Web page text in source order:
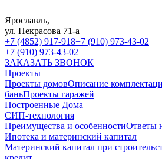
Ярославль,
ул. Некрасова 71-а
+7 (4852) 917-918+7 (910) 973-43-02
+7 (910) 973-43-02
ЗАКАЗАТЬ ЗВОНОК
Проекты
Проекты домовОписание
баньПроекты гаражей
Построенные Дома
СИП-технология
Преимущества и особенностиОтветы
Ипотека и материнский капитал
Материнский капитал при